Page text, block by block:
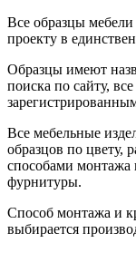
Все образцы
проекту в
Образцы имеют
поиска по сайту,
Все мебельные
образцов по цвету,
способами
фурнитуры.
Способ монтажа и
выбирается